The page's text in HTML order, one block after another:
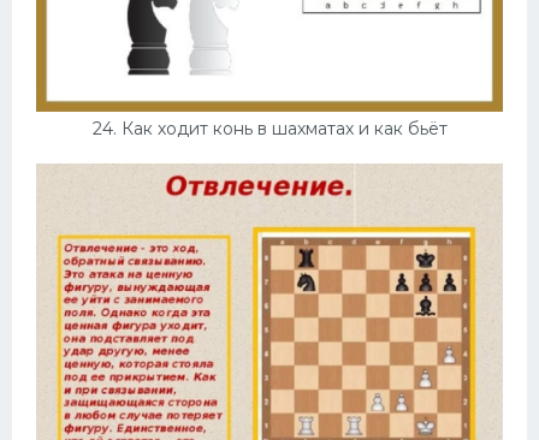
24. Как ходит конь в шахматах и как бьёт